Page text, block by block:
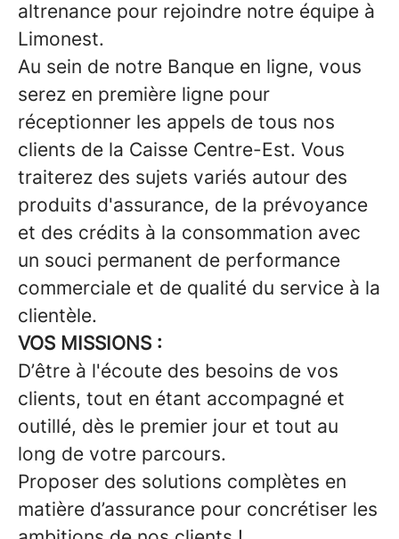
altrenance pour rejoindre notre équipe à
Limonest.
Au sein de notre Banque en ligne, vous
serez en première ligne pour
réceptionner les appels de tous nos
clients de la Caisse Centre-Est. Vous
traiterez des sujets variés autour des
produits d'assurance, de la prévoyance
et des crédits à la consommation avec
un souci permanent de performance
commerciale et de qualité du service à la
clientèle.
VOS MISSIONS :
D’être à l'écoute des besoins de vos
clients, tout en étant accompagné et
outillé, dès le premier jour et tout au
long de votre parcours.
Proposer des solutions complètes en
matière d’assurance pour concrétiser les